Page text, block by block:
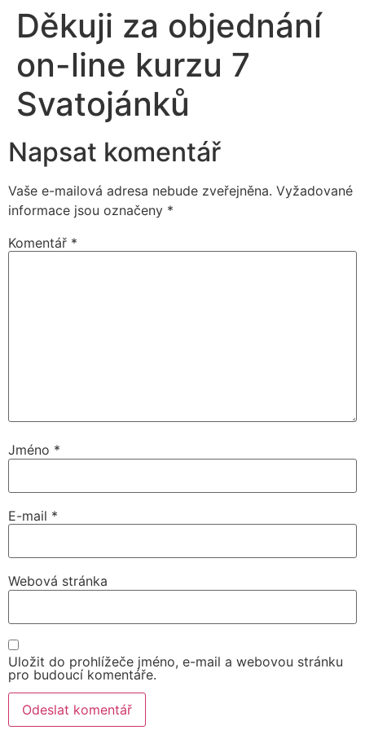
Děkuji za objednání
on-line kurzu 7
Svatojánků
Napsat komentář
Vaše e-mailová adresa nebude zveřejněna. Vyžadované
informace jsou označeny *
Komentář *
Jméno *
E-mail *
Webová stránka
Uložit do prohlížeče jméno, e-mail a webovou stránku
pro budoucí komentáře.